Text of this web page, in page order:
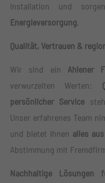
Installation und
Energieversorgung.
Qualität, Vertrauen &
Wir sind ein Ahlener
verwurzelten Werten:
persönlicher Service
Unser erfahrenes Team
und bietet Ihnen alles
Abstimmung mit
Nachhaltige Lösungen